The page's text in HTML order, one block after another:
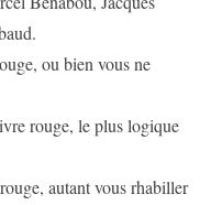
ou bien vous ne
rouge, le plus logique
autant vous rhabiller